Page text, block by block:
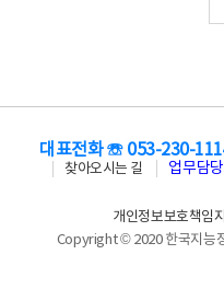
대표전화 ☏ 053-230-
찾아오시는 길
업무담
개인정보보호책임
Copyright © 2020 한국지능